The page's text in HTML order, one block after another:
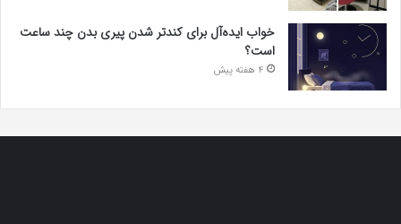
خواب ایده‌آل برای کندتر شدن پیری بدن چند ساعت
است؟
4 هفته پیش